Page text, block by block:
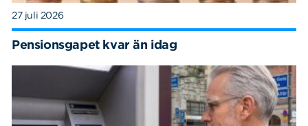
27 juli 2026
Pensionsgapet kvar än idag